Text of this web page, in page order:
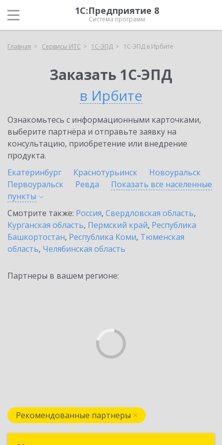
1С:Предприятие 8
Система программ
Главная Сервисы ИТС 1С-ЭПД 1С-ЭПД в Ирбите
Заказать 1С-ЭПД
в Ирбите
Ознакомьтесь с информационными карточками,
выберите партнёра и отправьте заявку на
консультацию, приобретение или внедрение
продукта.
Екатеринбург
Краснотурьинск
Новоуральск
Первоуральск
Ревда
Показать все населенные
пункты
Смотрите также: Россия, Свердловская область,
Курганская область, Пермский край, Республика
Башкортостан, Республика Коми, Тюменская
область, Челябинская область
Партнеры в вашем регионе:
Рекомендованные партнеры